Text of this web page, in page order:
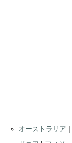
オーストラリア |